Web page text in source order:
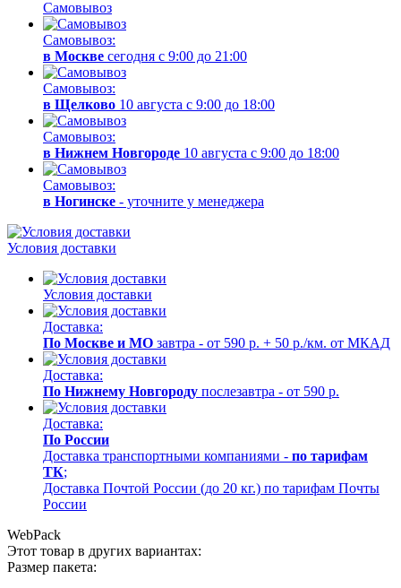
Самовывоз
Самовывоз:
в Москве сегодня с 9:00 до 21:00
Самовывоз:
в Щелково 10 августа с 9:00 до 18:00
Самовывоз:
в Нижнем Новгороде 10 августа с 9:00 до 18:00
Самовывоз:
в Ногинске - уточните у менеджера
Условия доставки
Условия доставки
Доставка:
По Москве и МО завтра - от 590 р. + 50 р./км. от МКАД
Доставка:
По Нижнему Новгороду послезавтра - от 590 р.
Доставка:
По России
Доставка транспортными компаниями - по тарифам
ТК;
Доставка Почтой России (до 20 кг.) по тарифам Почты
России
WebPack
Этот товар в других вариантах:
Размер пакета: